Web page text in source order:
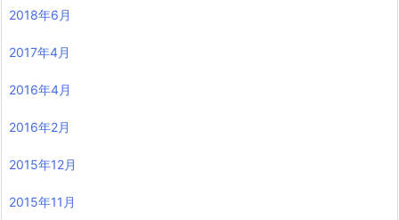
2018年6月
2017年4月
2016年4月
2016年2月
2015年12月
2015年11月